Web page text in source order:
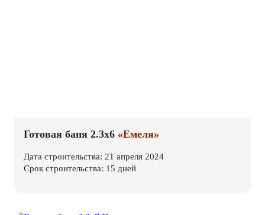
Готовая баня 2.3х6 «Емеля»
Дата строительства: 21 апреля 2024
Срок строительства: 15 дней